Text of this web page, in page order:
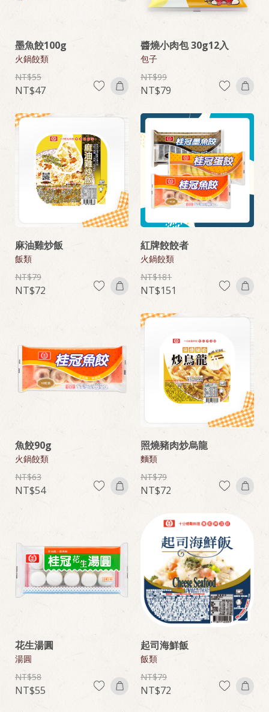
墨魚餃100g
火鍋餃類
55
47
醬燒小肉包 30g12入
包子
99
79
麻油雞炒飯
飯類
79
72
紅牌餃餃者
火鍋餃類
181
151
魚餃90g
火鍋餃類
63
54
照燒豬肉炒烏龍
麵類
79
72
花生湯圓
湯圓
58
55
起司海鮮飯
飯類
79
72